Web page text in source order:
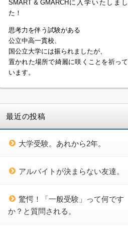
SMART＆GMARCHに入学いたしまし
た！
思考力を伴う試験がある
公立中高一貫校、
国公立大学には振られましたが、
置かれた場所で綺麗に咲くことを祈って
います。
最近の投稿
大学受験。あれから2年。
アルバイトが決まらない友達。
驚愕！「一般受験」って何です
か？と質問される。